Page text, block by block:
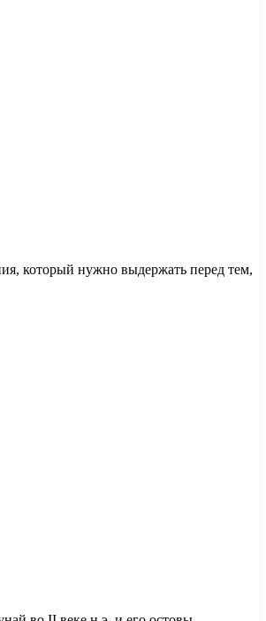
который нужно выдержать перед тем,